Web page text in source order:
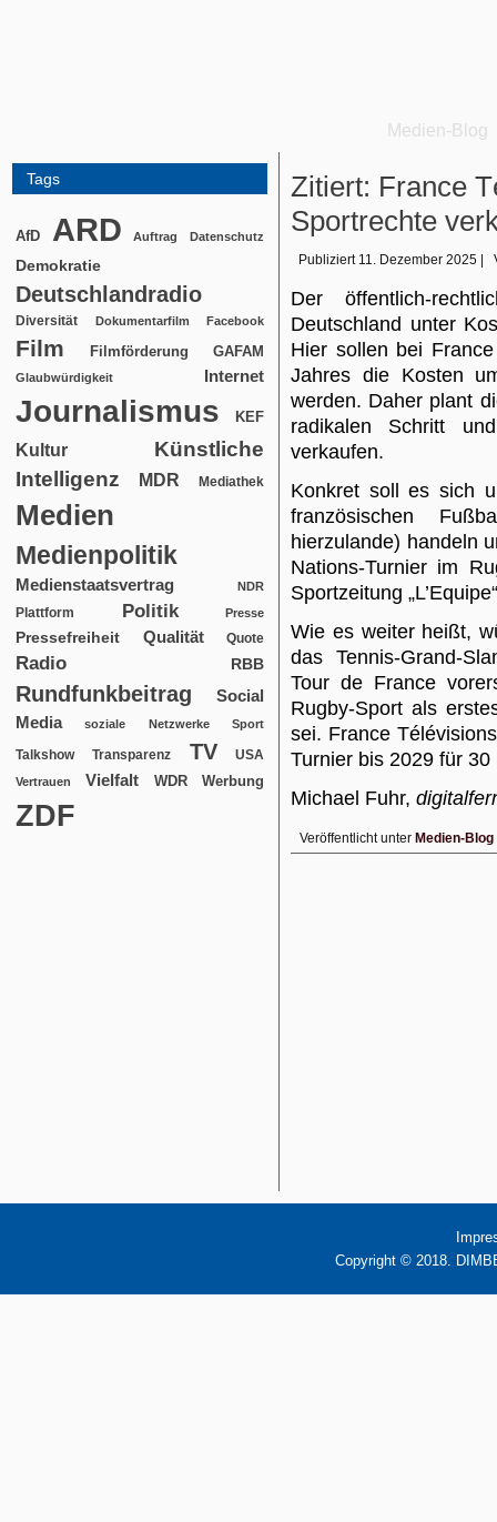
Medien-Blog
Tags
AfD ARD Auftrag Datenschutz
Demokratie
Deutschlandradio
Diversität Dokumentarfilm Facebook
Film Filmförderung GAFAM
Glaubwürdigkeit Internet
Journalismus KEF
Kultur
Künstliche
Intelligenz
MDR Mediathek
Medien
Medienpolitik
Medienstaatsvertrag NDR
Plattform Politik Presse
Pressefreiheit Qualität Quote
Radio RBB
Rundfunkbeitrag
Social
Media
soziale Netzwerke Sport
Talkshow Transparenz TV USA
Vertrauen Vielfalt WDR Werbung
ZDF
Zitiert: France
Sportrechte
Publiziert 11. Dezember 2025
Der öffentlich-
Deutschland unter
Hier sollen bei
Jahres die Kosten
werden. Daher plant
radikalen Schritt
verkaufen.
Konkret soll es sich
französischen
hierzulande) handeln
Nations-Turnier im
Sportzeitung
Wie es weiter heißt,
das Tennis-Grand-
Tour de France
Rugby-Sport als
sei. France
Turnier bis 2029 für
Michael Fuhr,
Veröffentlicht unter Medien-Blog
Copyright © 2018.